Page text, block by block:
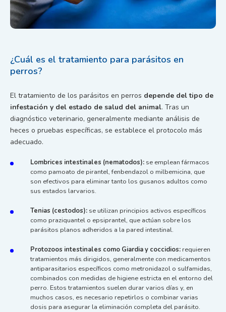
¿Cuál es el tratamiento para parásitos en
perros?
El tratamiento de los parásitos en perros depende del tipo de
infestación y del estado de salud del animal. Tras un
diagnóstico veterinario, generalmente mediante análisis de
heces o pruebas específicas, se establece el protocolo más
adecuado.
Lombrices intestinales (nematodos): se emplean fármacos
como pamoato de pirantel, fenbendazol o milbemicina, que
son efectivos para eliminar tanto los gusanos adultos como
sus estados larvarios.
Tenias (cestodos): se utilizan principios activos específicos
como praziquantel o epsiprantel, que actúan sobre los
parásitos planos adheridos a la pared intestinal.
Protozoos intestinales como Giardia y coccidios: requieren
tratamientos más dirigidos, generalmente con medicamentos
antiparasitarios específicos como metronidazol o sulfamidas,
combinados con medidas de higiene estricta en el entorno del
perro. Estos tratamientos suelen durar varios días y, en
muchos casos, es necesario repetirlos o combinar varias
dosis para asegurar la eliminación completa del parásito.